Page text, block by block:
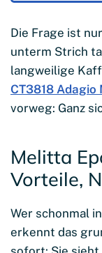
Die Frage ist
unterm Strich
langweilige
CT3818 Adagio
vorweg: Ganz
Melitta
Vorteile,
Wer schonmal
erkennt das